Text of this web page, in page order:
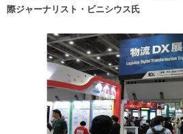
際ジャーナリスト・ビニシウス氏